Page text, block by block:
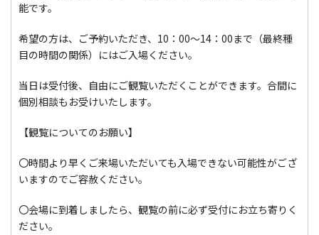
能です。
希望の方は、ご予約いただき、10：00～14：00まで（最終種
目の時間の関係）にはご入場ください。
当日は受付後、自由にご観覧いただくことができます。合間に
個別相談もお受けいたします。
【観覧についてのお願い】
〇時間より早くご来場いただいても入場できない可能性がござ
いますのでご容赦ください。
〇会場に到着しましたら、観覧の前に必ず受付にお立ち寄りく
ださい。